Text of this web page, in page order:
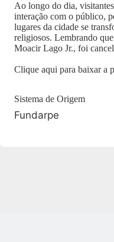
Ao longo do dia,
interação com o público,
lugares da cidade se
religiosos. Lembrando
Moacir Lago Jr., foi
Clique aqui para baixar a
Sistema de Origem
Fundarpe